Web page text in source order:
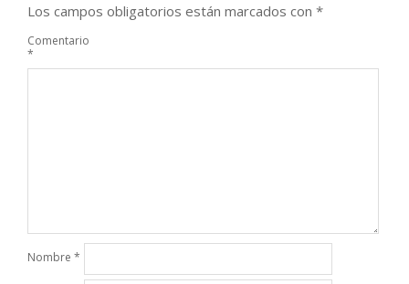
Los campos obligatorios están marcados con *
Comentario
*
Nombre *